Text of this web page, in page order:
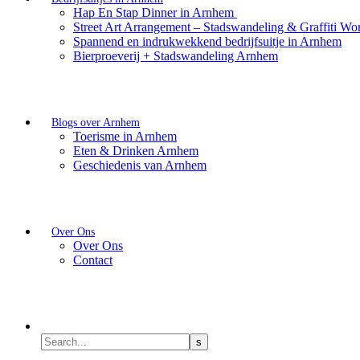
Hap En Stap Dinner in Arnhem
Street Art Arrangement – Stadswandeling & Graffiti
Spannend en indrukwekkend bedrijfsuitje in Arnhem
Bierproeverij + Stadswandeling Arnhem
Blogs over Arnhem
Toerisme in Arnhem
Eten & Drinken Arnhem
Geschiedenis van Arnhem
Over Ons
Over Ons
Contact